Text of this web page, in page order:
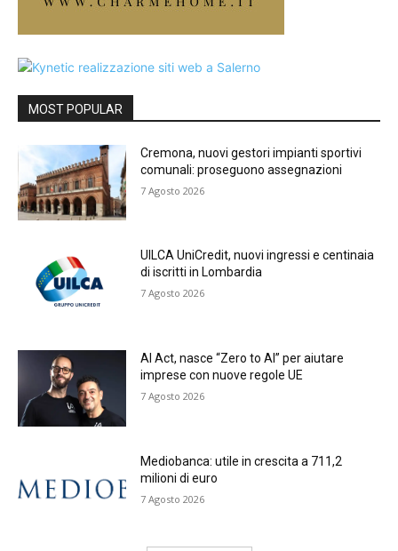
MOST POPULAR
Cremona, nuovi gestori impianti sportivi
comunali: proseguono assegnazioni
7 Agosto 2026
UILCA UniCredit, nuovi ingressi e centinaia
di iscritti in Lombardia
7 Agosto 2026
AI Act, nasce “Zero to AI” per aiutare
imprese con nuove regole UE
7 Agosto 2026
Mediobanca: utile in crescita a 711,2
milioni di euro
7 Agosto 2026